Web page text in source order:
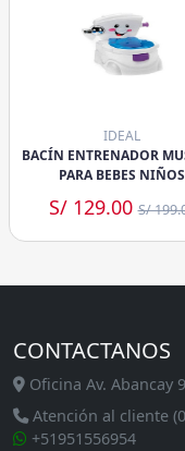
IDEAL
BACÍN ENTRENADOR
PARA BEBES NIÑOS
S/ 129.00S/
CONTACTANOS
Oficina Av. Abancay
Atención al cliente
+51951556954